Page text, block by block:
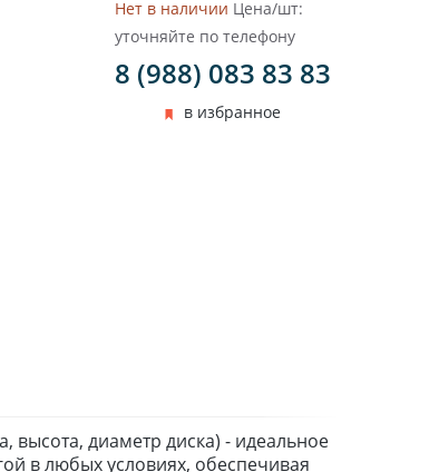
Нет в наличии Цена/шт:
уточняйте по телефону
8 (988) 083 83 83
в избранное
высота, диаметр диска) - идеальное
в любых условиях, обеспечивая